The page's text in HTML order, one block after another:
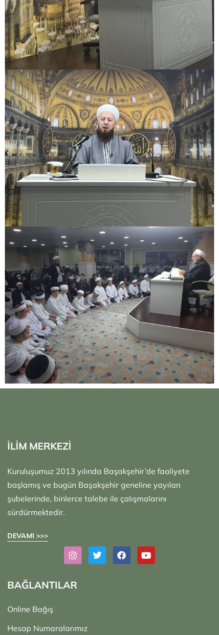
İLİM MERKEZİ
Kuruluşumuz 2013 yılında Başakşehir’de faaliyete
başlamış ve bugün Başakşehir geneline yayılan
şubelerinde, binlerce talebe ile çalışmalarını
sürdürmektedir.
DEVAMI >>>
BAĞLANTILAR
Online Bağış
Hesap Numaralarımız